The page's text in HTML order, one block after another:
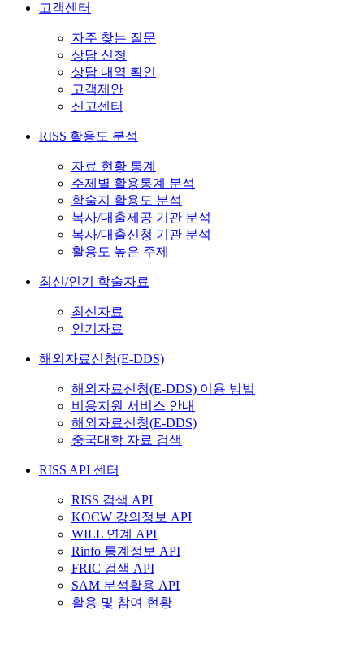
고객센터
자주 찾는 질문
상담 신청
상담 내역 확인
고객제안
신고센터
RISS 활용도 분석
자료 현황 통계
주제별 활용통계 분석
학술지 활용도 분석
복사/대출제공 기관 분석
복사/대출신청 기관 분석
활용도 높은 주제
최신/인기 학술자료
최신자료
인기자료
해외자료신청(E-DDS)
해외자료신청(E-DDS) 이용 방법
비용지원 서비스 안내
해외자료신청(E-DDS)
중국대학 자료 검색
RISS API 센터
RISS 검색 API
KOCW 강의정보 API
WILL 연계 API
Rinfo 통계정보 API
FRIC 검색 API
SAM 분석활용 API
활용 및 참여 현황